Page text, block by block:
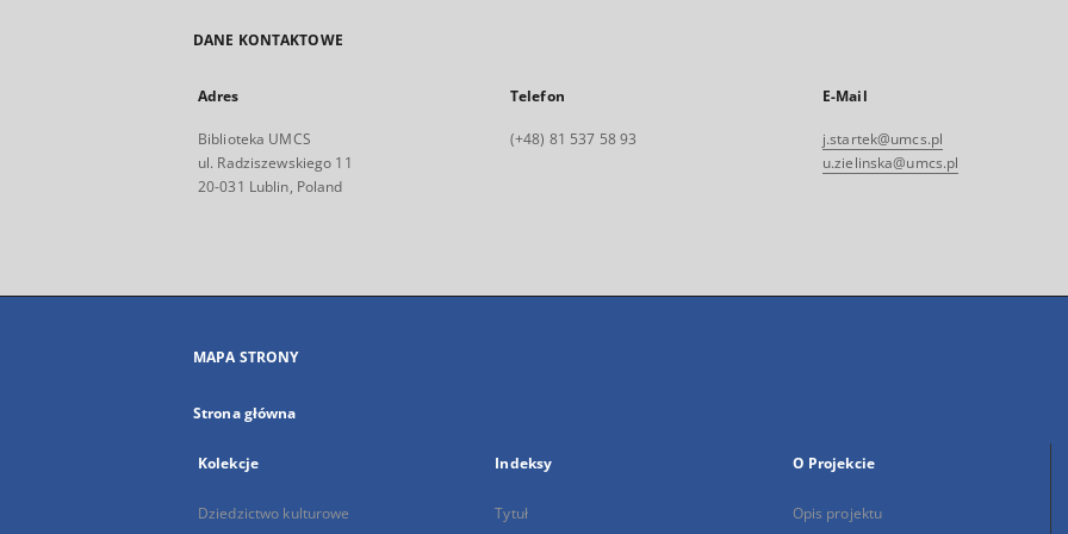
DANE KONTAKTOWE
Adres
Biblioteka UMCS
ul. Radziszewskiego 11
20-031 Lublin, Poland
Telefon
(+48) 81 537 58 93
E-Mail
j.startek@umcs.pl
u.zielinska@umcs.pl
MAPA STRONY
Strona główna
Kolekcje
Dziedzictwo kulturowe
Indeksy
Tytuł
O Projekcie
Opis projektu